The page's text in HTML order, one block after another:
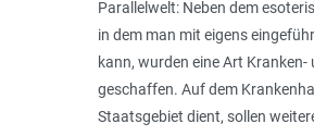
Parallelwelt: Neben dem
in dem man mit eigens
kann, wurden eine Art Kranken-
geschaffen. Auf dem
Staatsgebiet dient, sollen